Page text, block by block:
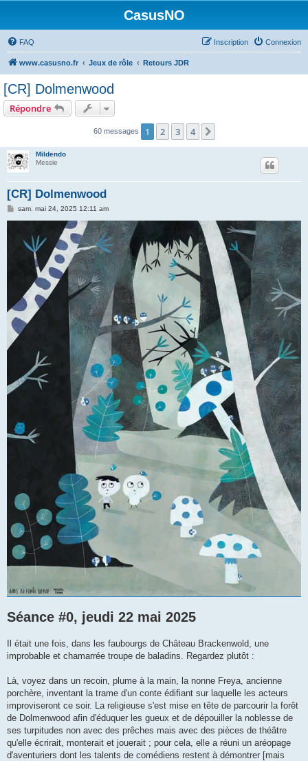
CasusNO
FAQ Connexion
Inscription
www.casusno.fr Jeux de rôle Retours JDR
[CR] Dolmenwood
Répondre
60 messages 1 2 3 4
Mildendo
Messie
[CR] Dolmenwood
Msam. mai 24, 2025 12:11 am
Séance #0, jeudi 22 mai 2025
Il était une fois, dans les faubourgs de Château Brackenwold, une
improbable et chamarrée troupe de baladins. Regardez plutôt :
Là, voyez dans un recoin, plume à la main, la nonne Freya, ancienne
porchère, inventant la trame d'un conte édifiant sur laquelle les acteurs
improviseront ce soir. La religieuse s'est mise en tête de parcourir la forêt
de Dolmenwood afin d'éduquer les gueux et de dépouiller la noblesse de
ses turpitudes non avec des prêches mais avec des pièces de théâtre
qu'elle écrirait, monterait et jouerait ; pour cela, elle a réuni un aréopage
d'aventuriers dont les talents de comédiens restent à démontrer [mais